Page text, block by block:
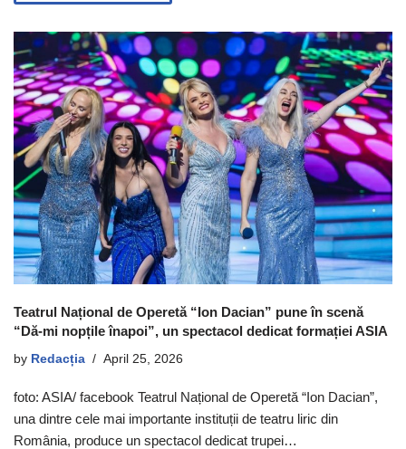
Teatrul Național de Operetă “Ion Dacian” pune în scenă
“Dă-mi nopțile înapoi”, un spectacol dedicat formației ASIA
by Redacția April 25, 2026
foto: ASIA/ facebook Teatrul Național de Operetă “Ion Dacian”,
una dintre cele mai importante instituții de teatru liric din
România, produce un spectacol dedicat trupei…